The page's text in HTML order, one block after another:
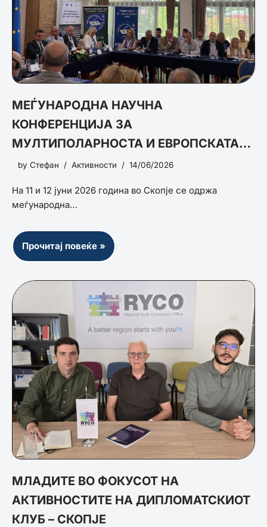
МЕЃУНАРОДНА НАУЧНА
КОНФЕРЕНЦИЈА ЗА
МУЛТИПОЛАРНОСТА И ЕВРОПСКАТА
БЕЗБЕДНОСТ
by Стефан Активности 14/06/2026
На 11 и 12 јуни 2026 година во Скопје се одржа
меѓународна…
Прочитај повеќе »
МЛАДИТЕ ВО ФОКУСОТ НА
АКТИВНОСТИТЕ НА ДИПЛОМАТСКИОТ
КЛУБ – СКОПЈЕ